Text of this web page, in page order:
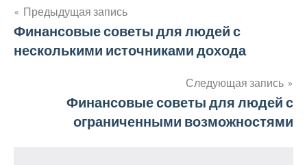
Навигация
по
Предыдущая запись
Финансовые советы для людей с
несколькими источниками дохода
Следующая запись
Финансовые советы для людей с
ограниченными возможностями